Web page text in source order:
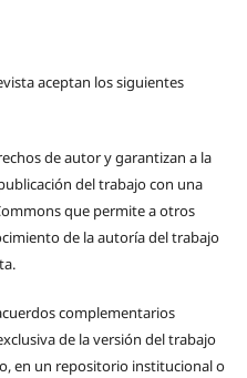
aceptan los siguientes
de autor y garantizan a la
del trabajo con una
que permite a otros
de la autoría del trabajo
complementarios
de la versión del trabajo
en un repositorio institucional o